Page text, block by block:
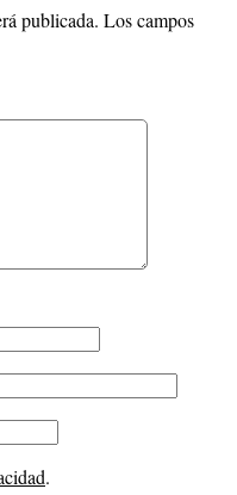
publicada. Los campos
.